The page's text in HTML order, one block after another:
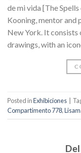
de mi vida [The
Kooning, mentor and
New York. It
drawings, with an
Posted inExhibiciones |
Compartimento 778,